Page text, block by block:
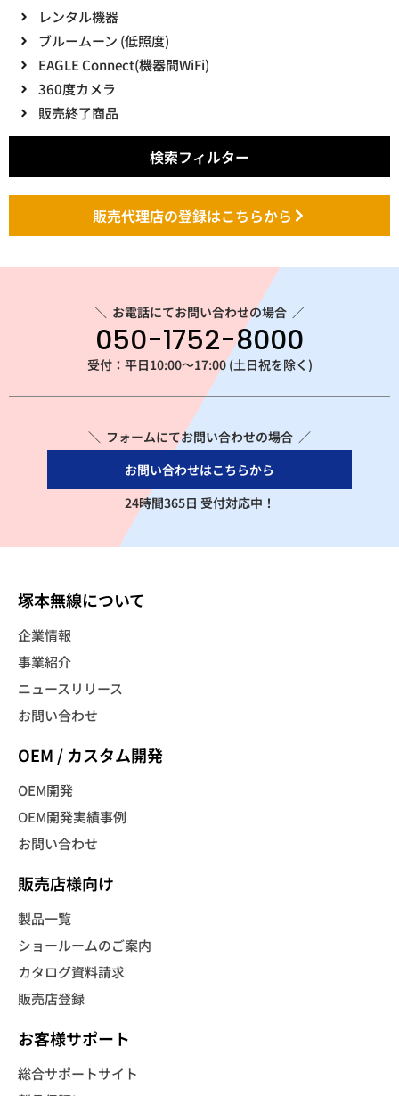
レンタル機器
ブルームーン (低照度)
EAGLE Connect(機器間WiFi)
360度カメラ
販売終了商品
検索フィルター
販売代理店の登録はこちらから
＼ お電話にてお問い合わせの場合 ／
050-1752-8000
受付：平日10:00～17:00 (土日祝を除く)
＼ フォームにてお問い合わせの場合 ／
お問い合わせはこちらから
24時間365日 受付対応中！
塚本無線について
企業情報
事業紹介
ニュースリリース
お問い合わせ
OEM / カスタム開発
OEM開発
OEM開発実績事例
お問い合わせ
販売店様向け
製品一覧
ショールームのご案内
カタログ資料請求
販売店登録
お客様サポート
総合サポートサイト